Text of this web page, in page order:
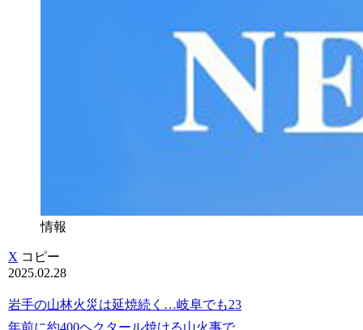
情報
X コピー
2025.02.28
岩手の山林火災は延焼続く…岐阜でも23
年前に約400ヘクタール焼ける山火事で